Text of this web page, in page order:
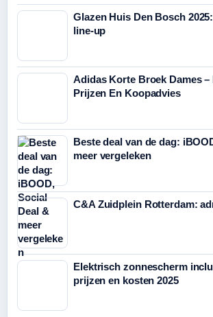
Glazen Huis Den Bosch
line-up
Adidas Korte Broek Dames –
Prijzen En Koopadvies
Beste deal van de dag:
meer vergeleken
C&A Zuidplein Rotterdam:
Elektrisch zonnescherm
prijzen en kosten 2025